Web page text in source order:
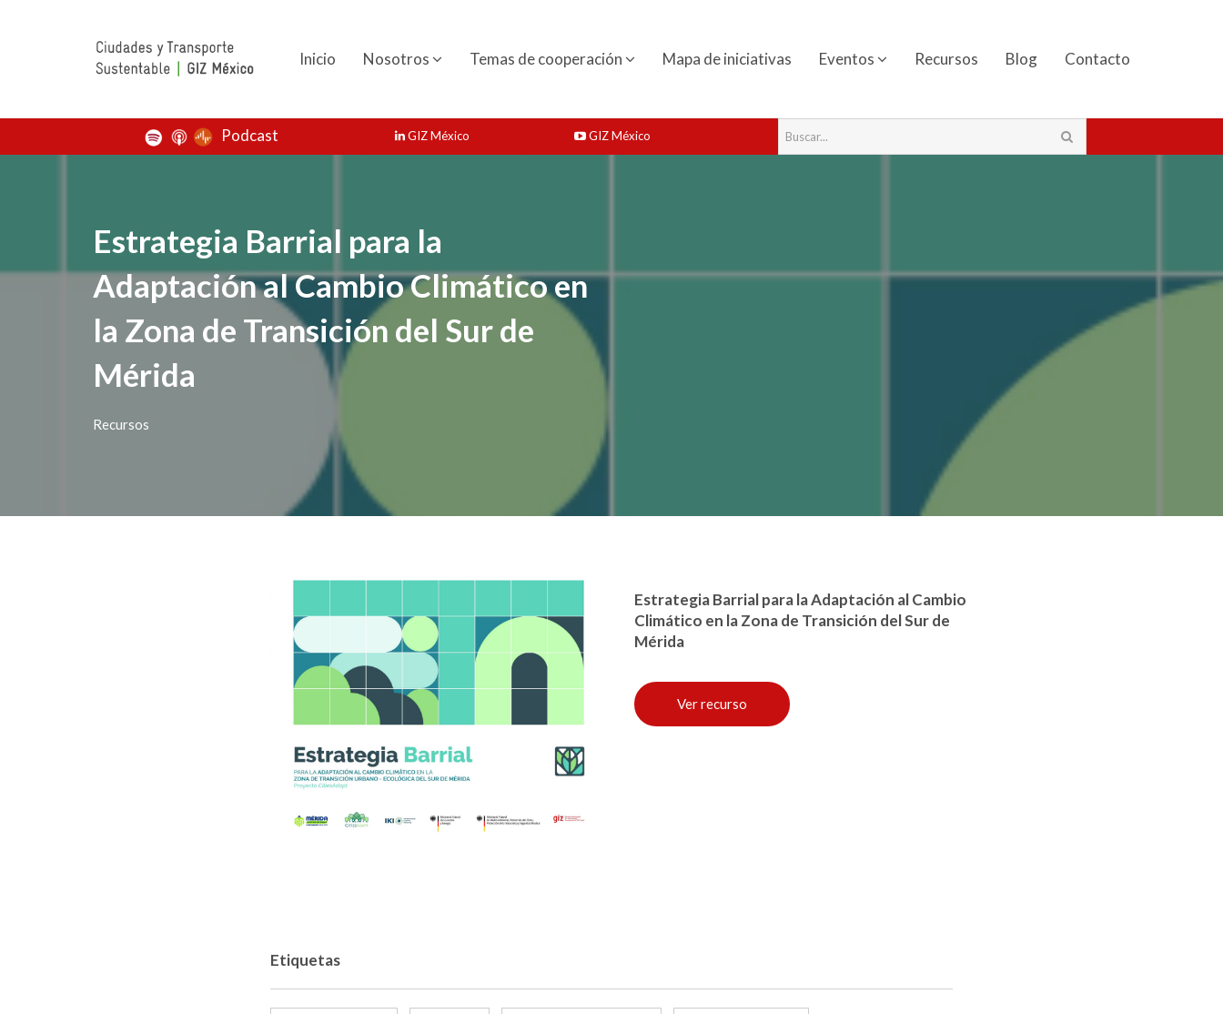
Inicio Nosotros Temas de cooperación Mapa de iniciativas Eventos Recursos Blog Contacto
Podcast GIZ México GIZ México
Estrategia Barrial para la
Adaptación al Cambio Climático en
la Zona de Transición del Sur de
Mérida
Recursos
Estrategia Barrial para la Adaptación al Cambio
Climático en la Zona de Transición del Sur de
Mérida
Ver recurso
Etiquetas